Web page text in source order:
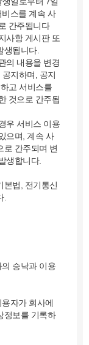
스를 계속 사
간주됩니다
사항 게시판 또
생됩니다.
의 내용을 변경
지하며, 공지
고 서비스를
것으로 간주됩
우 서비스 이용
으며, 계속 사
로 간주되며 변
생합니다.
본법, 전기통신
.
승낙과 이용
자가 회사에
정보를 기록하